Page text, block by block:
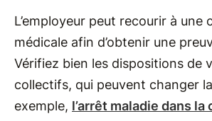
L’employeur peut recourir à une
médicale afin d’obtenir une
Vérifiez bien les dispositions de
collectifs, qui peuvent changer
exemple, l’arrêt maladie dans